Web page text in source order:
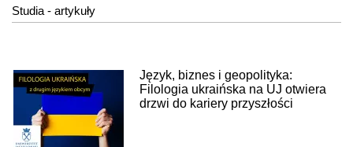
Studia - artykuły
Język, biznes i geopolityka:
Filologia ukraińska na UJ otwiera
drzwi do kariery przyszłości